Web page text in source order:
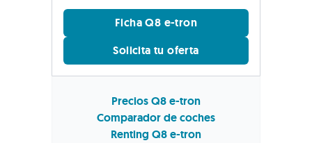
Ficha Q8 e-tron
Solicita tu oferta
Precios Q8 e-tron
Comparador de coches
Renting Q8 e-tron